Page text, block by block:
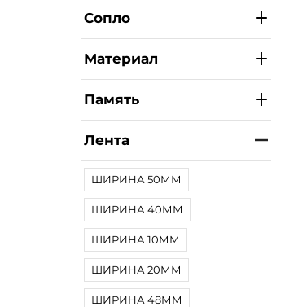
Сопло
Материал
Память
Лента
ШИРИНА 50ММ
ШИРИНА 40ММ
ШИРИНА 10ММ
ШИРИНА 20ММ
ШИРИНА 48ММ